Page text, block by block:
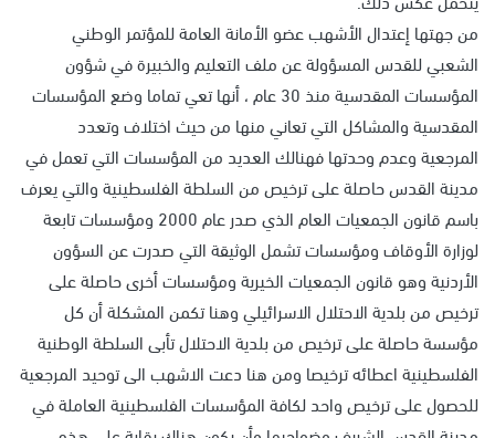
من جهتها إعتدال الأشهب عضو الأمانة العامة للمؤتمر الوطني
الشعبي للقدس المسؤولة عن ملف التعليم والخبيرة في شؤون
المؤسسات المقدسية منذ 30 عام ، أنها تعي تماما وضع المؤسسات
المقدسية والمشاكل التي تعاني منها من حيث اختلاف وتعدد
المرجعية وعدم وحدتها فهنالك العديد من المؤسسات التي تعمل في
مدينة القدس حاصلة على ترخيص من السلطة الفلسطينية والتي يعرف
باسم قانون الجمعيات العام الذي صدر عام 2000 ومؤسسات تابعة
لوزارة الأوقاف ومؤسسات تشمل الوثيقة التي صدرت عن السؤون
الأردنية وهو قانون الجمعيات الخيرية ومؤسسات أخرى حاصلة على
ترخيص من بلدية الاحتلال الاسرائيلي وهنا تكمن المشكلة أن كل
مؤسسة حاصلة على ترخيص من بلدية الاحتلال تأبى السلطة الوطنية
الفلسطينية اعطائه ترخيصا ومن هنا دعت الاشهب الى توحيد المرجعية
للحصول على ترخيص واحد لكافة المؤسسات الفلسطينية العاملة في